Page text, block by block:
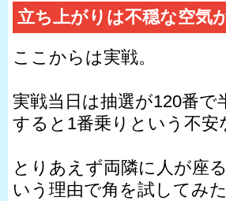
立ち上がりは不穏な空気
ここからは実戦。
実戦当日は抽選が120番で
すると1番乗りという不安
とりあえず両隣に人が座
いう理由で角を試してみ